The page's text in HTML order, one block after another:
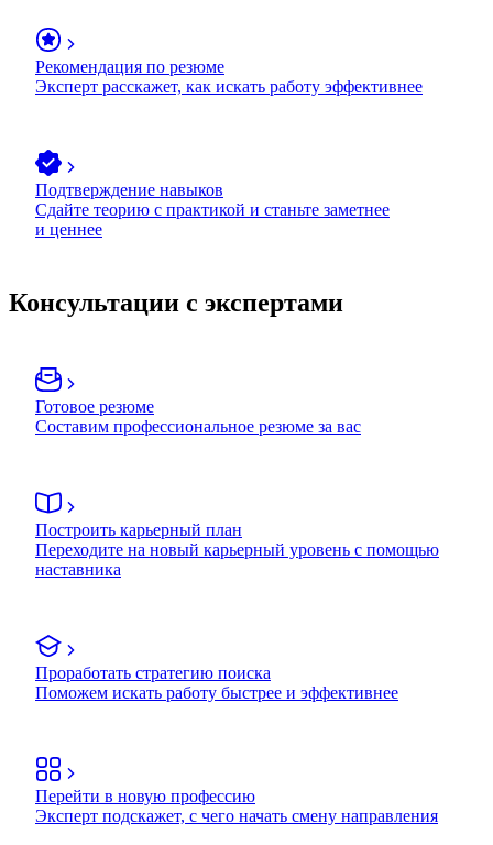
Рекомендация по резюме
Эксперт расскажет, как искать работу эффективнее
Подтверждение навыков
Сдайте теорию с практикой и станьте заметнее
и ценнее
Консультации с экспертами
Готовое резюме
Составим профессиональное резюме за вас
Построить карьерный план
Переходите на новый карьерный уровень с помощью
наставника
Проработать стратегию поиска
Поможем искать работу быстрее и эффективнее
Перейти в новую профессию
Эксперт подскажет, с чего начать смену направления